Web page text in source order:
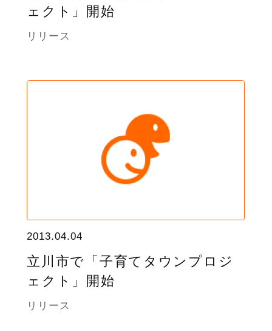
ェクト」開始
リリース
2013.04.04
立川市で「子育てタウンプロジ
ェクト」開始
リリース